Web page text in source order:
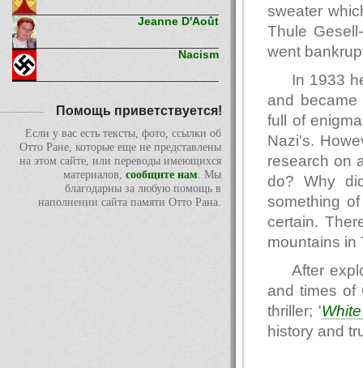
sweater
Thule
went
In 1933
and became
full of
Nazi's.
research on
do? Why
something
certain.
mountains in
After
and times of
thriller; '
history and
Jeanne D'Août
Nacism
Помощь приветствуется!
Если у вас есть тексты, фото, ссылки об
Отто Ране, которые еще не представлены
на этом сайте, или переводы имеющихся
материалов, сообщите нам. Мы
благодарны за любую помощь в
наполнении сайта памяти Отто Рана.